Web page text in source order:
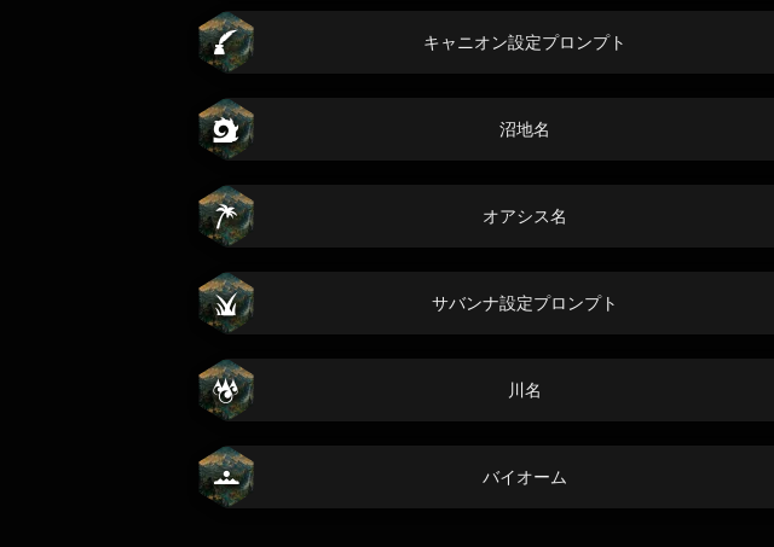
キャニオン設定プロンプト
沼地名
オアシス名
サバンナ設定プロンプト
川名
バイオーム